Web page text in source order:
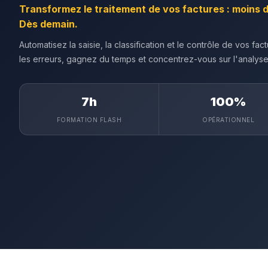
Transformez le traitement de vos factures : moins
Dès demain.
Automatisez la saisie, la classification et le contrôle de vos
les erreurs, gagnez du temps et concentrez-vous sur
7h
FORMATION FLASH
100%
OPÉRATIONNEL